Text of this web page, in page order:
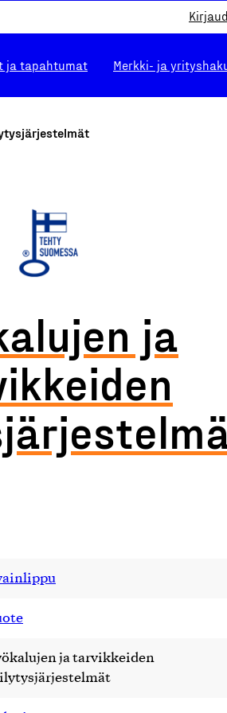
ja tapahtumat Merkki- ja
ja
ja tarvikkeiden